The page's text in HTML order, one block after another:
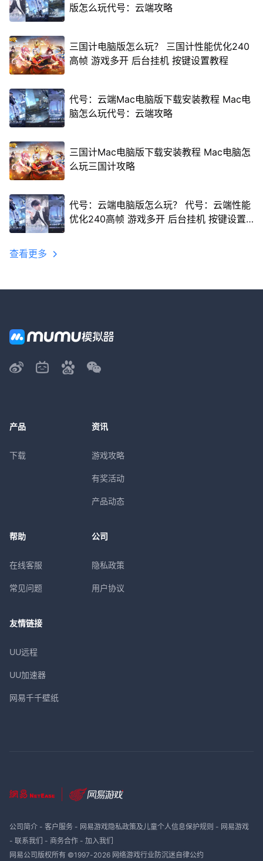
版怎么玩代号：云端攻略
三国计电脑版怎么玩？ 三国计性能优化240
高帧 游戏多开 后台挂机 按键设置教程
代号：云端Mac电脑版下载安装教程 Mac电
脑怎么玩代号：云端攻略
三国计Mac电脑版下载安装教程 Mac电脑怎
么玩三国计攻略
代号：云端电脑版怎么玩？ 代号：云端性能
优化240高帧 游戏多开 后台挂机 按键设置
查看更多
产品
下载
资讯
游戏攻略
有奖活动
产品动态
帮助
在线客服
常见问题
公司
隐私政策
用户协议
友情链接
UU远程
UU加速器
网易千千壁纸
公司简介- 客户服务- 网易游戏隐私政策及儿童个人信息保护规则 - 网易游戏
- 联系我们 - 商务合作- 加入我们
网易公司版权所有 ©1997-2026 网络游戏行业防沉迷自律公约